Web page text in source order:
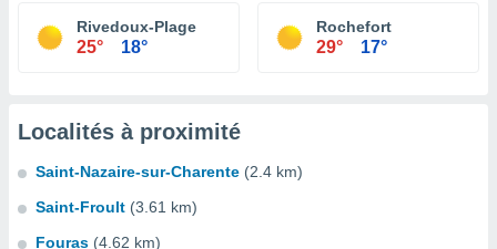
Rivedoux-Plage
25° 18°
Rochefort
29° 17°
Localités à proximité
Saint-Nazaire-sur-Charente (2.4 km)
Saint-Froult (3.61 km)
Fouras (4.62 km)